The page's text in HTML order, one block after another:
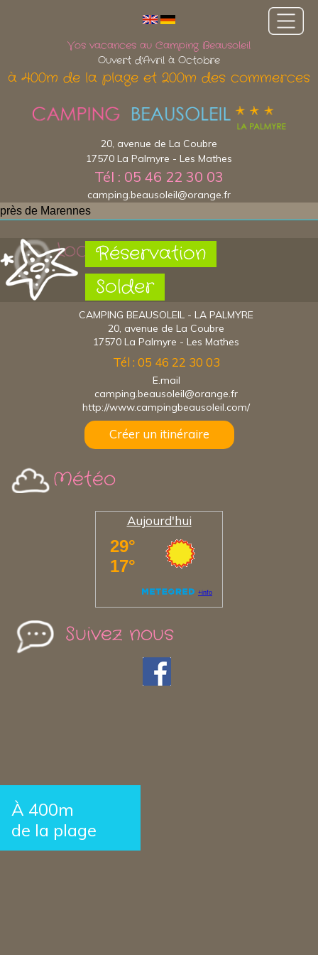
Réservation
Solder
Vos vacances au Camping Beausoleil
Ouvert d'Avril à Octobre
à 400m de la plage et 200m des commerces
20, avenue de La Coubre
17570 La Palmyre - Les Mathes
Tél : 05 46 22 30 03
camping.beausoleil@orange.fr
près de Marennes
Localisation
CAMPING BEAUSOLEIL - LA PALMYRE
20, avenue de La Coubre
17570 La Palmyre - Les Mathes
Tél : 05 46 22 30 03
E.mail
camping.beausoleil@orange.fr
http://www.campingbeausoleil.com/
Créer un itinéraire
Météo
Aujourd'hui
Suivez nous
À 400m
de la plage